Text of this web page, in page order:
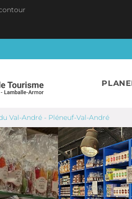
Val-André - Pléneuf-Val-André